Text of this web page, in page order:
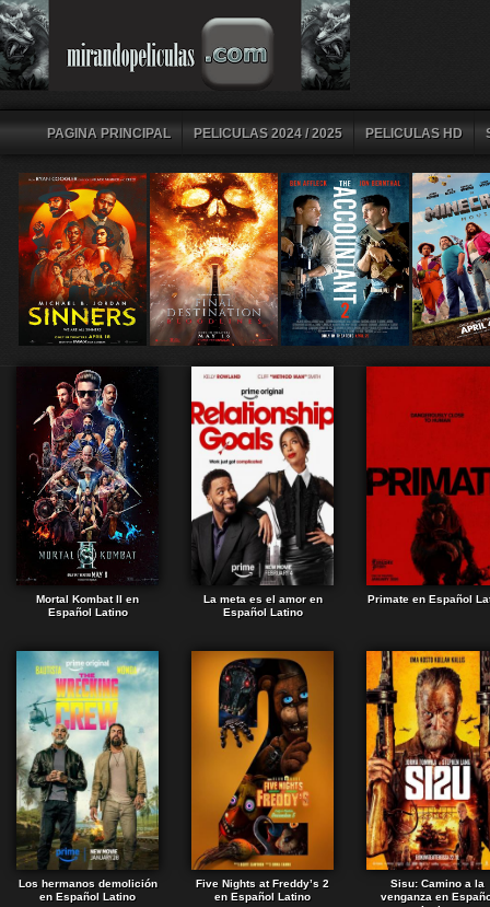
PAGINA PRINCIPAL PELICULAS 2024 / 2025 PELICULAS HD
Mortal Kombat II en
Español Latino
La meta es el amor en
Español Latino
Primate en Español
Los hermanos demolición
en Español Latino
Five Nights at Freddy’s 2
en Español Latino
Sisu: Camino a la
venganza en